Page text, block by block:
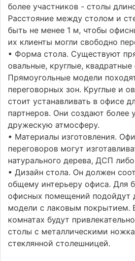
более участников - столы
Расстояние между столом и
быть не менее 1 м, чтобы
их клиенты могли свободно
• Форма стола. Существуют
овальные, круглые, квадратные
Прямоугольные модели
переговорных зон. Круглые и
стоит устанавливать в офисе
партнеров. Они создают более
дружескую атмосферу.
• Материалы изготовления.
переговоров могут
натурального дерева, ДСП
• Дизайн стола. Он должен
общему интерьеру офиса. Для
офисных помещений подойдут
модели с лаковым покрытием.
комнатах будут
столы с металлическими
стеклянной столешницей.